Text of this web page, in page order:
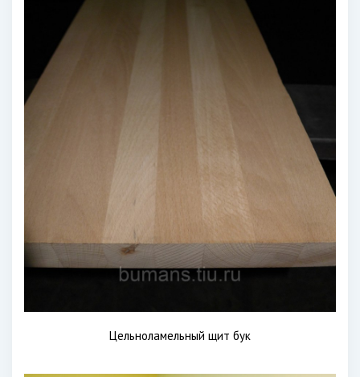
Цельноламельный щит бук